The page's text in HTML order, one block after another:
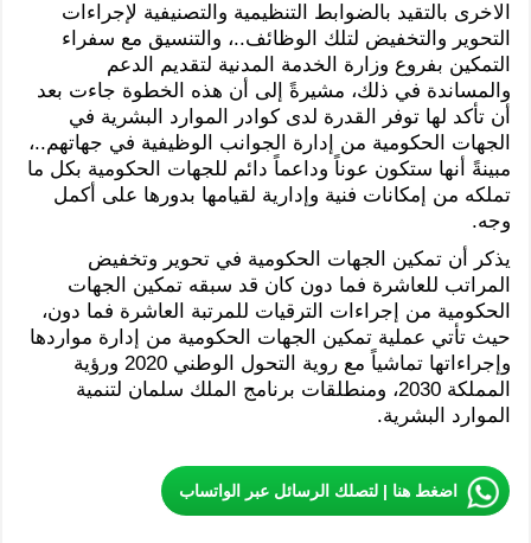
الاخرى بالتقيد بالضوابط التنظيمية والتصنيفية لإجراءات
التحوير والتخفيض لتلك الوظائف..، والتنسيق مع سفراء
التمكين بفروع وزارة الخدمة المدنية لتقديم الدعم
والمساندة في ذلك، مشيرةً إلى أن هذه الخطوة جاءت بعد
أن تأكد لها توفر القدرة لدى كوادر الموارد البشرية في
الجهات الحكومية من إدارة الجوانب الوظيفية في جهاتهم..،
مبينةً أنها ستكون عوناً وداعماً دائم للجهات الحكومية بكل ما
تملكه من إمكانات فنية وإدارية لقيامها بدورها على أكمل
وجه.
يذكر أن تمكين الجهات الحكومية في تحوير وتخفيض
المراتب للعاشرة فما دون كان قد سبقه تمكين الجهات
الحكومية من إجراءات الترقيات للمرتبة العاشرة فما دون،
حيث تأتي عملية تمكين الجهات الحكومية من إدارة مواردها
وإجراءاتها تماشياً مع روية التحول الوطني 2020 ورؤية
المملكة 2030، ومنطلقات برنامج الملك سلمان لتنمية
الموارد البشرية.
اضغط هنا | لتصلك الرسائل عبر الواتساب